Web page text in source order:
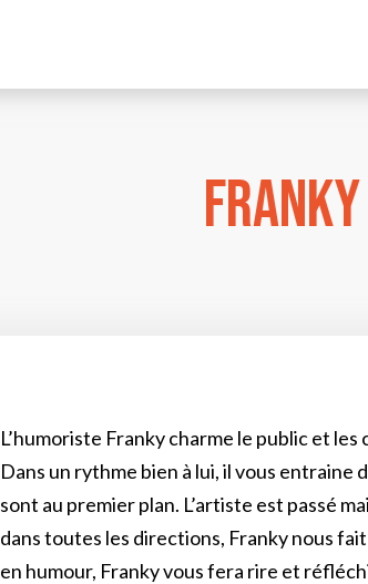
Franky
L’humoriste Franky charme le public et
Dans un rythme bien à lui, il vous entraine
sont au premier plan. L’artiste est passé
dans toutes les directions, Franky nous
en humour, Franky vous fera rire et